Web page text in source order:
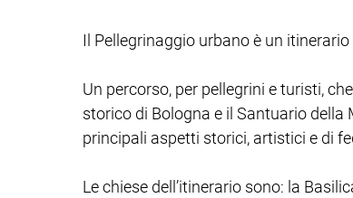
Il Pellegrinaggio urbano è un
Un percorso, per pellegrini e turisti,
storico di Bologna e il Santuario della
principali aspetti storici, artistici e di
Le chiese dell’itinerario sono: la